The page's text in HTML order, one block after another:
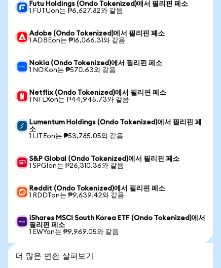
Futu Holdings (Ondo Tokenized)에서 필리핀 페소
1 FUTUon는 ₱6,627.82와 같음
Adobe (Ondo Tokenized)에서 필리핀 페소
1 ADBEon는 ₱16,066.31와 같음
Nokia (Ondo Tokenized)에서 필리핀 페소
1 NOKon는 ₱570.63와 같음
Netflix (Ondo Tokenized)에서 필리핀 페소
1 NFLXon는 ₱44,945.73와 같음
Lumentum Holdings (Ondo Tokenized)에서 필리핀 페
소
1 LITEon는 ₱53,785.05와 같음
S&P Global (Ondo Tokenized)에서 필리핀 페소
1 SPGIon는 ₱26,310.36와 같음
Reddit (Ondo Tokenized)에서 필리핀 페소
1 RDDTon는 ₱9,639.42와 같음
iShares MSCI South Korea ETF (Ondo Tokenized)에서
필리핀 페소
1 EWYon는 ₱9,969.05와 같음
더 많은 변환 살펴보기